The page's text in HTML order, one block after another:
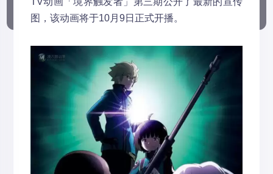
图，该动画将于10月9日正式开播。